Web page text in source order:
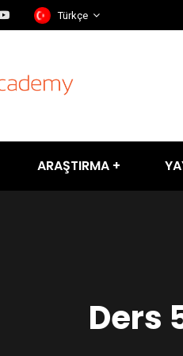
Türkçe
ARAŞTIRMA
Ders